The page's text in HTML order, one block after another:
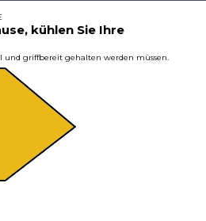
kühlen Sie Ihre
und griffbereit gehalten werden müssen.